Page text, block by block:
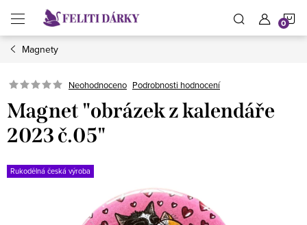
obsah
Magnety
Neohodnoceno Podrobnosti hodnocení
Magnet "obrázek z kalendáře
2023 č.05"
Rukodělná česká výroba